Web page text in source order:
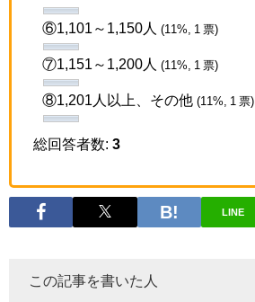
⑥1,101～1,150人 (11%, 1 票)
⑦1,151～1,200人 (11%, 1 票)
⑧1,201人以上、その他 (11%, 1 票)
総回答者数: 3
LINE
この記事を書いた人